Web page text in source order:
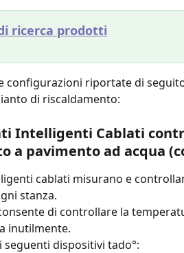
ricerca prodotti
configurazioni riportate di
di riscaldamento:
Intelligenti Cablati
a pavimento ad acqua
cablati misurano e
stanza.
di controllare la
inutilmente.
seguenti dispositivi tado°: